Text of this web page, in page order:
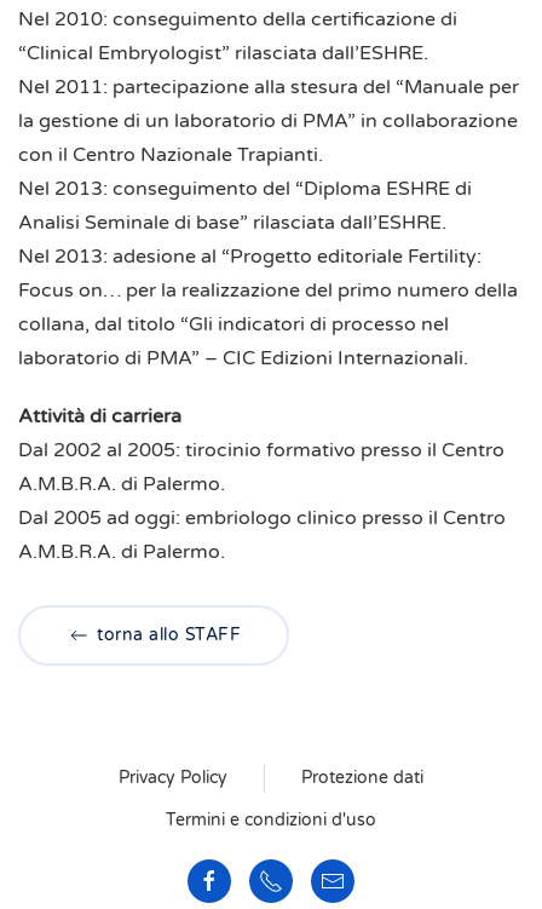
Nel 2010: conseguimento della certificazione di
“Clinical Embryologist” rilasciata dall’ESHRE.
Nel 2011: partecipazione alla stesura del “Manuale per
la gestione di un laboratorio di PMA” in collaborazione
con il Centro Nazionale Trapianti.
Nel 2013: conseguimento del “Diploma ESHRE di
Analisi Seminale di base” rilasciata dall’ESHRE.
Nel 2013: adesione al “Progetto editoriale Fertility:
Focus on… per la realizzazione del primo numero della
collana, dal titolo “Gli indicatori di processo nel
laboratorio di PMA” – CIC Edizioni Internazionali.
Attività di carriera
Dal 2002 al 2005: tirocinio formativo presso il Centro
A.M.B.R.A. di Palermo.
Dal 2005 ad oggi: embriologo clinico presso il Centro
A.M.B.R.A. di Palermo.
torna allo STAFF
Privacy Policy Protezione dati
Termini e condizioni d'uso